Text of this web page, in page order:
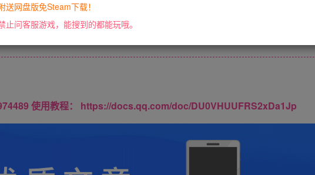
使用教程： https://docs.qq.com/doc/DU0VHUUFRS2xDa1Jp
送网盘版免Steam下载！
止问客服游戏，能搜到的都能玩哦。